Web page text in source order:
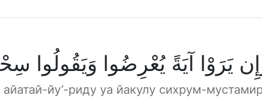
يَرَوْا آيَةً يُعْرِضُوا وَيَقُولُوا
йу’-риду уа йакулу сихрум-